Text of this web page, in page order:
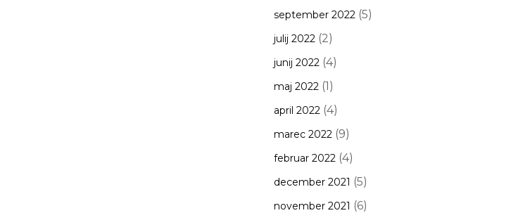
september 2022(5)
julij 2022(2)
junij 2022(4)
maj 2022(1)
april 2022(4)
marec 2022(9)
februar 2022(4)
december 2021 (5)
november 2021 (6)